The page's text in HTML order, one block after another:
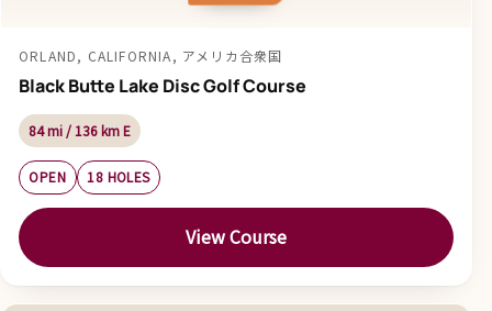
ORLAND, CALIFORNIA, アメリカ合衆国
Black Butte Lake Disc Golf Course
84 mi / 136 km E
OPEN 18 HOLES
View Course